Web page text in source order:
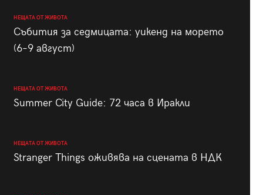
НЕЩАТА ОТ ЖИВОТА
Събития за седмицата: уикенд на морето
(6–9 август)
НЕЩАТА ОТ ЖИВОТА
Summer City Guide: 72 часа в Иракли
НЕЩАТА ОТ ЖИВОТА
Stranger Things оживява на сцената в НДК